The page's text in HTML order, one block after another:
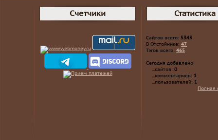
Счетчики Статистика
Сайтов всего: 5343
В Отстойнике: 47
Тэгов всего: 465
Сегодня добавлено
...сайтов: 0
...комментариев: 1
...пользователей: 1
Полная